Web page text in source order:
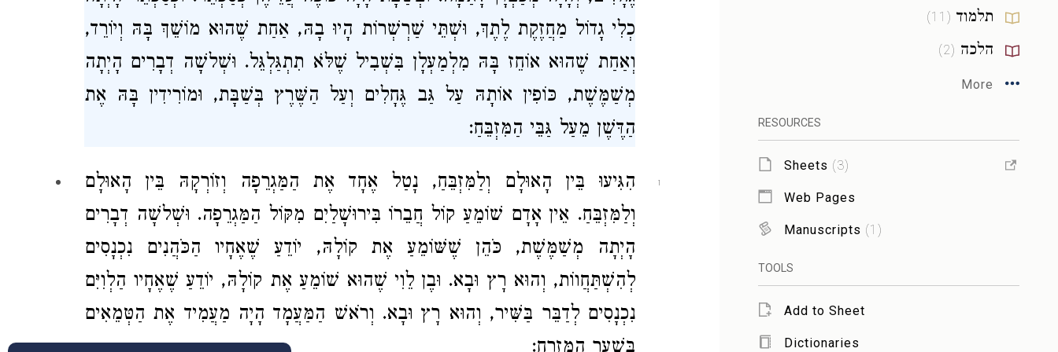
כְלִי גָדוֹל מַחֲזֶקֶת לֶתֶךְ, וּשְׁתֵּי שַׁרְשְׁרוֹת הָיוּ בָהּ, אַחַת שֶׁהוּא מוֹשֵׁךְ בָּהּ וְיוֹרֵד,
וְאַחַת שֶׁהוּא אוֹחֵז בָּהּ מִלְמַעְלָן בִּשְׁבִיל שֶׁלֹּא תִתְגַּלְגֵּל. וּשְׁלשָׁה דְבָרִים הָיְתָה
מְשַׁמֶּשֶׁת, כּוֹפִין אוֹתָהּ עַל גַּב גֶּחָלִים וְעַל הַשֶּׁרֶץ בְּשַׁבָּת, וּמוֹרִידִין בָּהּ אֶת
הַדֶּשֶׁן מֵעַל גַּבֵּי הַמִּזְבֵּחַ:
ו
הִגִּיעוּ בֵּין הָאוּלָם וְלַמִּזְבֵּחַ, נָטַל אֶחָד אֶת הַמַּגְרֵפָה וְזוֹרְקָהּ בֵּין הָאוּלָם
וְלַמִּזְבֵּחַ. אֵין אָדָם שׁוֹמֵעַ קוֹל חֲבֵרוֹ בִּירוּשָׁלַיִם מִקּוֹל הַמַּגְרֵפָה. וּשְׁלשָׁה דְבָרִים
הָיְתָה מְשַׁמֶּשֶׁת, כֹּהֵן שֶׁשּׁוֹמֵעַ אֶת קוֹלָהּ, יוֹדֵעַ שֶׁאֶחָיו הַכֹּהֲנִים נִכְנָסִים
לְהִשְׁתַּחֲווֹת, וְהוּא רָץ וּבָא. וּבֶן לֵוִי שֶׁהוּא שׁוֹמֵעַ אֶת קוֹלָהּ, יוֹדֵעַ שֶׁאֶחָיו הַלְוִיִּם
נִכְנָסִים לְדַבֵּר בַּשִּׁיר, וְהוּא רָץ וּבָא. וְרֹאשׁ הַמַּעֲמָד הָיָה מַעֲמִיד אֶת הַטְּמֵאִים
תלמוד (
11
)
הלכה (
2
)
More
RESOURCES
Sheets (3)
Web Pages
Manuscripts (1 )
TOOLS
Add to Sheet
Dictionaries